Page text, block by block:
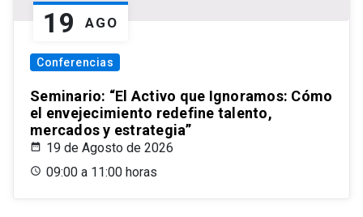
19 AGO
Conferencias
Seminario: “El Activo que Ignoramos: Cómo
el envejecimiento redefine talento,
mercados y estrategia”
19 de Agosto de 2026
09:00 a 11:00 horas